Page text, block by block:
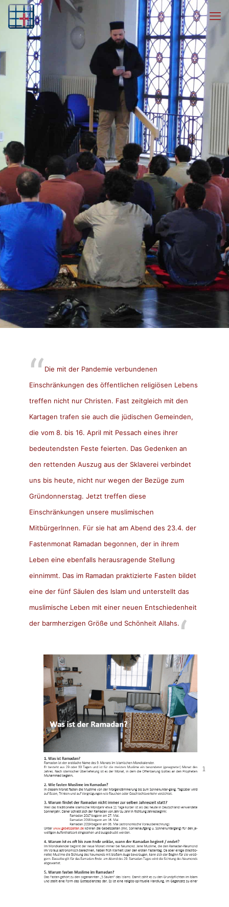
Die mit der Pandemie verbundenen
Einschränkungen des öffentlichen religiösen Lebens
treffen nicht nur Christen. Fast zeitgleich mit den
Kartagen trafen sie auch die jüdischen Gemeinden,
die vom 8. bis 16. April mit Pessach eines ihrer
bedeutendsten Feste feierten. Das Gedenken an
den rettenden Auszug aus der Sklaverei verbindet
uns bis heute, nicht nur wegen der Bezüge zum
Gründonnerstag. Jetzt treffen diese
Einschränkungen unsere muslimischen
MitbürgerInnen. Für sie hat am Abend des 23.4. der
Fastenmonat Ramadan begonnen, der in ihrem
Leben eine ebenfalls herausragende Stellung
einnimmt. Das im Ramadan praktizierte Fasten bildet
eine der fünf Säulen des Islam und unterstellt das
muslimische Leben mit einer neuen Entschiedenheit
der barmherzigen Größe und Schönheit Allahs.